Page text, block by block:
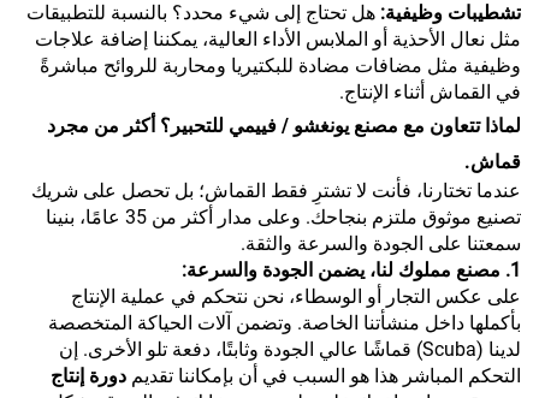
تشطيبات وظيفية: هل تحتاج إلى شيء محدد؟ بالنسبة للتطبيقات
مثل نعال الأحذية أو الملابس الأداء العالية، يمكننا إضافة علاجات
وظيفية مثل مضافات مضادة للبكتيريا ومحاربة للروائح مباشرةً
في القماش أثناء الإنتاج.
لماذا تتعاون مع مصنع يونغشو / فييمي للتحبير؟ أكثر من مجرد
قماش.
عندما تختارنا، فأنت لا تشترِ فقط القماش؛ بل تحصل على شريك
تصنيع موثوق ملتزم بنجاحك. وعلى مدار أكثر من 35 عامًا، بنينا
سمعتنا على الجودة والسرعة والثقة.
1. مصنع مملوك لنا، يضمن الجودة والسرعة:
على عكس التجار أو الوسطاء، نحن نتحكم في عملية الإنتاج
بأكملها داخل منشأتنا الخاصة. وتضمن آلات الحياكة المتخصصة
لدينا (Scuba) قماشًا عالي الجودة وثابتًا، دفعة تلو الأخرى. إن
التحكم المباشر هذا هو السبب في أن بإمكاننا تقديم دورة إنتاج